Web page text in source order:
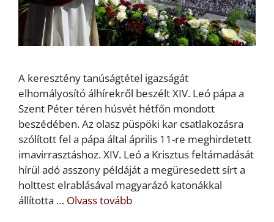
A keresztény tanúságtétel igazságát
elhomályosító álhírekről beszélt XIV. Leó pápa a
Szent Péter téren húsvét hétfőn mondott
beszédében. Az olasz püspöki kar csatlakozásra
szólított fel a pápa által április 11-re meghirdetett
imavirrasztáshoz. XIV. Leó a Krisztus feltámadását
hírül adó asszony példáját a megüresedett sírt a
holttest elrablásával magyarázó katonákkal
állította … Olvass tovább